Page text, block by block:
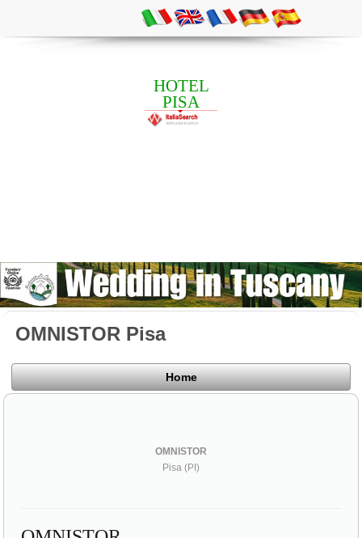
HOTEL
PISA
OMNISTOR Pisa
Home
OMNISTOR
Pisa (PI)